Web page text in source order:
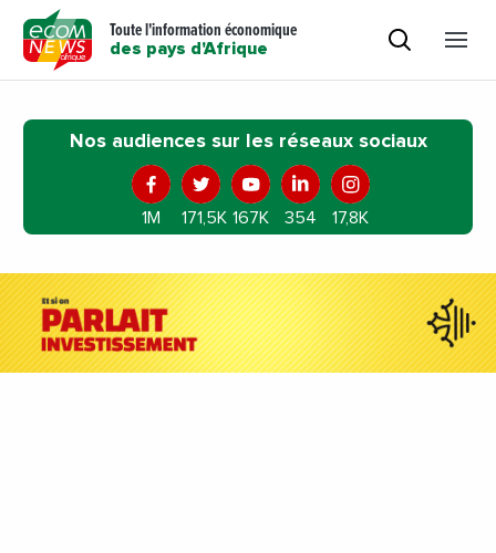
Toute l'information économique
des pays d'Afrique
Nos audiences sur les réseaux sociaux
1M 171,5K 167K 354 17,8K